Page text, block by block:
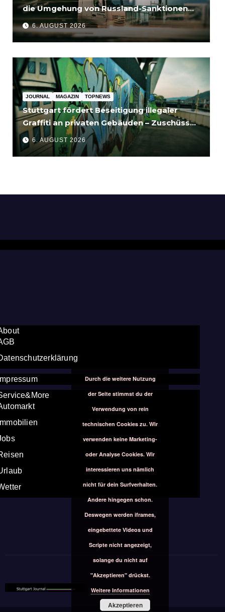
die Umgehung von Russland-Sanktionen
für Unternehmen bedeutet
6. AUGUST 2026
JOURNAL MAGAZIN TOPNEWS
Stuttgart fördert Beseitigung illegaler
Graffiti an privaten Gebäuden – Zuschüsse
bis 3.500 Euro
6. AUGUST 2026
Durch die weitere Nutzung
der Seite stimmst du der
Verwendung von rein
technischen Cookies zu. Wir
verwenden keine Marketing-
oder Analyse Cookies. Wir
interessieren uns nämlich
nicht für dein Surfverhalten.
Andere hingegen schon.
Deswegen werden iframes,
eingebettete Videos und
Scripte nicht angezeigt,
solange du nicht auf
"Akzeptieren" drückst.
Weitere Informationen
Akzeptieren